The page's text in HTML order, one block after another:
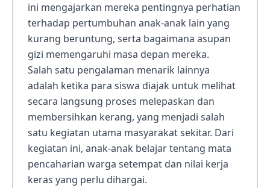
ini mengajarkan mereka pentingnya perhatian
terhadap pertumbuhan anak-anak lain yang
kurang beruntung, serta bagaimana asupan
gizi memengaruhi masa depan mereka.
Salah satu pengalaman menarik lainnya
adalah ketika para siswa diajak untuk melihat
secara langsung proses melepaskan dan
membersihkan kerang, yang menjadi salah
satu kegiatan utama masyarakat sekitar. Dari
kegiatan ini, anak-anak belajar tentang mata
pencaharian warga setempat dan nilai kerja
keras yang perlu dihargai.